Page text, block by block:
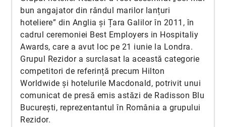
bun angajator din rândul marilor lanțuri
hoteliere” din Anglia și Țara Galilor în 2011, în
cadrul ceremoniei Best Employers in Hospitaliy
Awards, care a avut loc pe 21 iunie la Londra.
Grupul Rezidor a surclasat la această categorie
competitori de referință precum Hilton
Worldwide și hotelurile Macdonald, potrivit unui
comunicat de presă emis astăzi de Radisson Blu
București, reprezentantul în România a grupului
Rezidor.